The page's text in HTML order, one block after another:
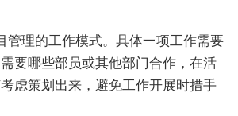
理的工作模式。具体一项工作需要
要哪些部员或其他部门合作，在活
虑策划出来，避免工作开展时措手